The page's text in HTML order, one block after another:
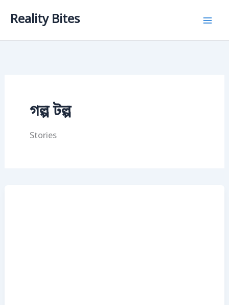
Reality Bites
গল্প টল্প
Stories